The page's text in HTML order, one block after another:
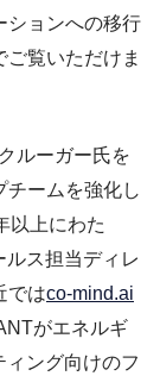
ションへの移行
ご覧いただけま
ルーガー氏を
チームを強化し
以上にわた
ルス担当ディレ
ではco-mind.ai
がエネルギ
ング向けのフ